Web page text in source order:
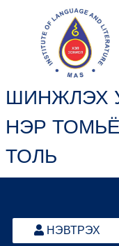
ШИНЖЛЭХ
НЭР
ТОЛЬ
НЭВТРЭХ